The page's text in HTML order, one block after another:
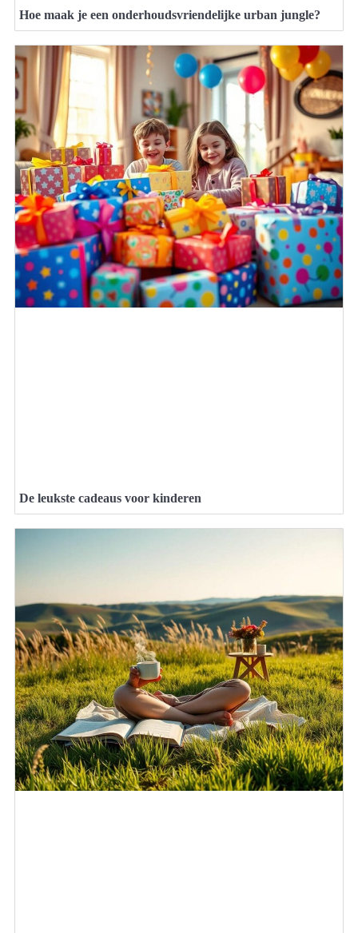
Hoe maak je een onderhoudsvriendelijke urban jungle?
De leukste cadeaus voor kinderen